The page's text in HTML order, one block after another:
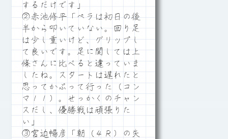
するだけです」
②赤池修平「ペラは初日の後
半から叩いていない。回り足
は少し重いけど、グリップし
て良いです。足に関しては上
條さんに比べると違っていま
したね。スタートは遅れたと
思ってかぶって行った（コン
マ１１）。せっかくのチャン
スだし、優勝戦は頑張りた
い」
③宮迫暢彦「朝（４Ｒ）の失